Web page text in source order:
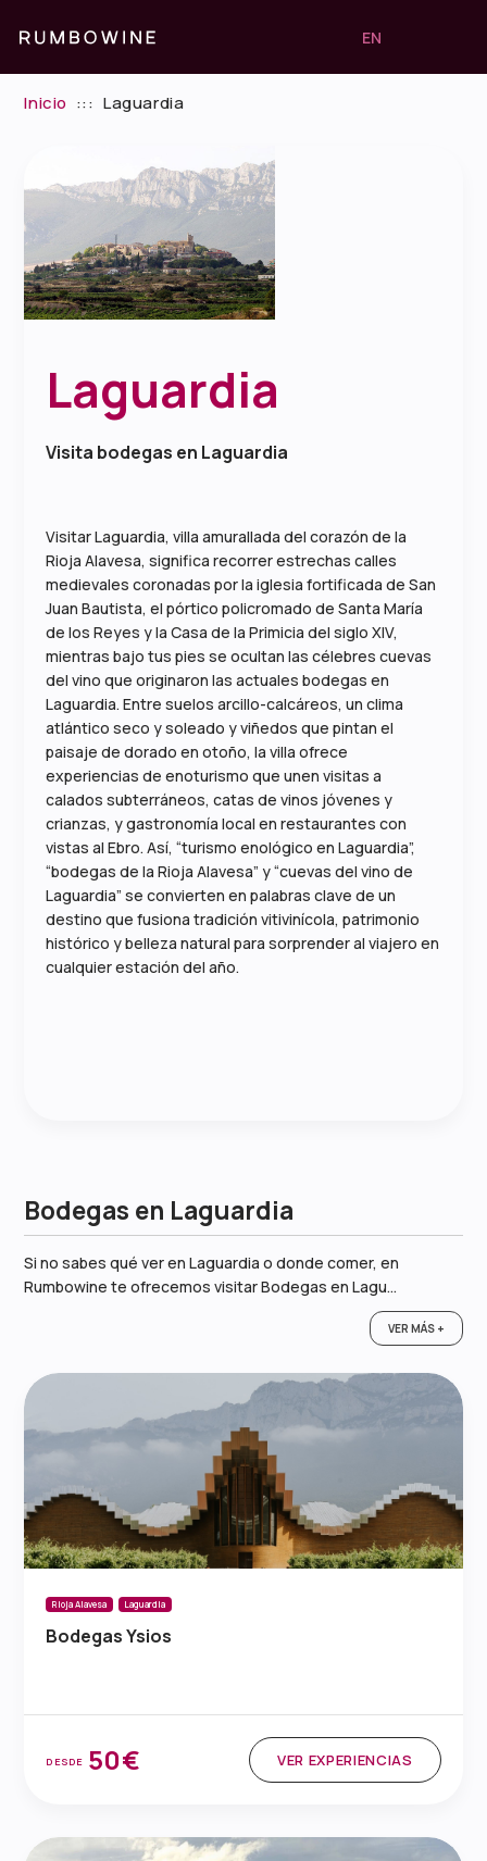
EN
Inicio ::: Laguardia
Laguardia
Visita bodegas en Laguardia
Visitar Laguardia, villa amurallada del corazón de la
Rioja Alavesa, significa recorrer estrechas calles
medievales coronadas por la iglesia fortificada de San
Juan Bautista, el pórtico policromado de Santa María
de los Reyes y la Casa de la Primicia del siglo XIV,
mientras bajo tus pies se ocultan las célebres cuevas
del vino que originaron las actuales bodegas en
Laguardia. Entre suelos arcillo-calcáreos, un clima
atlántico seco y soleado y viñedos que pintan el
paisaje de dorado en otoño, la villa ofrece
experiencias de enoturismo que unen visitas a
calados subterráneos, catas de vinos jóvenes y
crianzas, y gastronomía local en restaurantes con
vistas al Ebro. Así, “turismo enológico en Laguardia”,
“bodegas de la Rioja Alavesa” y “cuevas del vino de
Laguardia” se convierten en palabras clave de un
destino que fusiona tradición vitivinícola, patrimonio
histórico y belleza natural para sorprender al viajero en
cualquier estación del año.
Bodegas en Laguardia
Si no sabes qué ver en Laguardia o donde comer, en
Rumbowine te ofrecemos visitar Bodegas en Lagu...
VER MÁS +
Rioja Alavesa Laguardia
Bodegas Ysios
DESDE 50€ VER EXPERIENCIAS